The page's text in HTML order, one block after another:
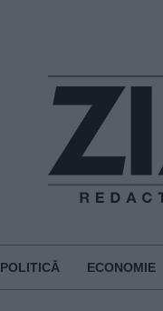
POLITICĂ ECONOMIE